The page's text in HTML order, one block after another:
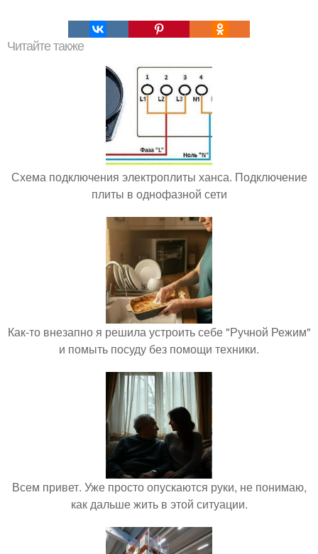
Читайте также
Схема подключения электроплиты ханса. Подключение
плиты в однофазной сети
Как-то внезапно я решила устроить себе "Ручной Режим"
и помыть посуду без помощи техники.
Всем привет. Уже просто опускаются руки, не понимаю,
как дальше жить в этой ситуации.